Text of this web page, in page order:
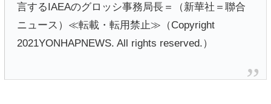
言するIAEAのグロッシ事務局長＝（新華社＝聯合
ニュース）≪転載・転用禁止≫（Copyright
2021YONHAPNEWS. All rights reserved.）